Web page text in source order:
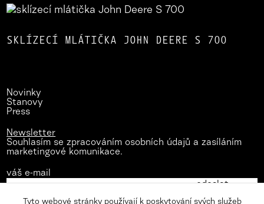
SKLÍZECÍ MLÁTIČKA JOHN DEERE S 700
Novinky
Stanovy
Press
Newsletter
Souhlasím se zpracováním osobních údajů a zasíláním
marketingové komunikace.
váš e-mail
Tyto webové stránky používají k poskytování svých služeb